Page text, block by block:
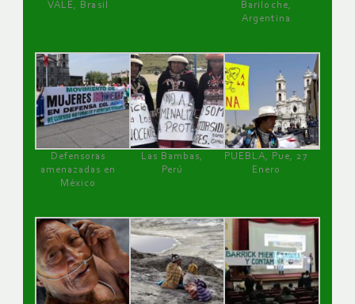
VALE, Brasil
Bariloche,
Argentina
Defensoras
amenazadas en
México
Las Bambas,
Perú
PUEBLA, Pue, 27
Enero